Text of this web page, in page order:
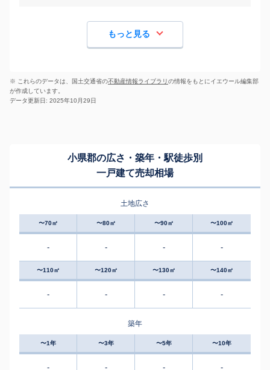
もっと見る
※ これらのデータは、国土交通省の不動産情報ライブラリの情報をもとにイエウール編集部
が作成しています。
データ更新日: 2025年10月29日
小県郡の広さ・築年・駅徒歩別
一戸建て売却相場
土地広さ
〜70㎡ 〜80㎡ 〜90㎡ 〜100㎡
- - - -
〜110㎡ 〜120㎡ 〜130㎡ 〜140㎡
- - - -
築年
〜1年 〜3年 〜5年 〜10年
- - - -